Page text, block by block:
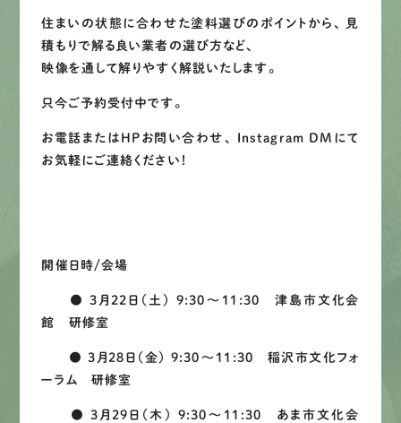
住まいの状態に合わせた塗料選びのポイントから、 見
積もりで解る良い業者の選び方など、
映像を通して解りやすく解説いたします。
只今ご予約受付中です。
お電話またはHPお問い合わせ、 Instagram DMにて
お気軽にご連絡ください！
開催日時/会場
● 3月22日（土） 9:30～11:30 津島市文化会
館 研修室
● 3月28日（金） 9:30～11:30 稲沢市文化フォ
ーラム 研修室
● 3月29日（木） 9:30～11:30 あま市文化会